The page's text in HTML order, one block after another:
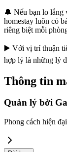
🔔 Nếu bạn lo lắng
homestay luôn có
riêng biệt mỗi
▶️ Với vị trí thuận
hợp lý là những lý
Thông tin
Quản lý bởi
Phong cách hiện